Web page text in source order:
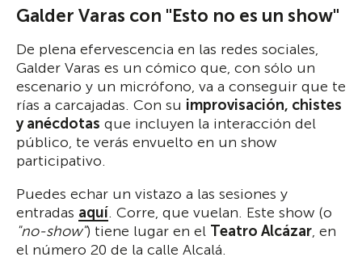
Galder Varas con "Esto no es un show"
De plena efervescencia en las redes sociales,
Galder Varas es un cómico que, con sólo un
escenario y un micrófono, va a conseguir que te
rías a carcajadas. Con su improvisación, chistes
y anécdotas que incluyen la interacción del
público, te verás envuelto en un show
participativo.
Puedes echar un vistazo a las sesiones y
entradas aquí. Corre, que vuelan. Este show (o
"no-show") tiene lugar en el Teatro Alcázar, en
el número 20 de la calle Alcalá.